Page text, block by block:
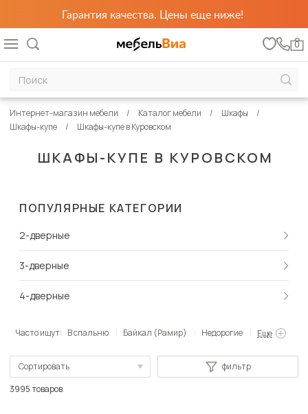
Гарантия качества. Цены еще ниже!
0
ШКАФЫ-КУПЕ В КУРОВСКОМ
Интернет-магазин мебели Каталог мебели
Шкафы
Шкафы-купе
Шкафы-купе в Куровском
ПОПУЛЯРНЫЕ КАТЕГОРИИ
2-дверные
3-дверные
4-дверные
Часто ищут: В спальню Байкал (Рамир) Недорогие Еще
Сортировать
По популярности
фильтр
3995 товаров